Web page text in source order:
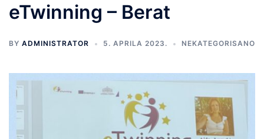
eTwinning – Berat
BY ADMINISTRATOR 5. APRILA 2023. NEKATEGORISANO